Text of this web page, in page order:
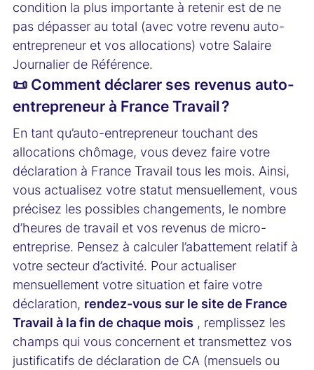
condition la plus importante à retenir est de ne
pas dépasser au total (avec votre revenu auto-
entrepreneur et vos allocations) votre Salaire
Journalier de Référence.
📜 Comment déclarer ses revenus auto-
entrepreneur à France Travail ?
En tant qu’auto-entrepreneur touchant des
allocations chômage, vous devez faire votre
déclaration à France Travail tous les mois. Ainsi,
vous actualisez votre statut mensuellement, vous
précisez les possibles changements, le nombre
d’heures de travail et vos revenus de micro-
entreprise. Pensez à calculer l’abattement relatif à
votre secteur d’activité. Pour actualiser
mensuellement votre situation et faire votre
déclaration, rendez-vous sur le site de France
Travail à la fin de chaque mois , remplissez les
champs qui vous concernent et transmettez vos
justificatifs de déclaration de CA (mensuels ou